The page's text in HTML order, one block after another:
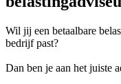
Wil jij een betaalbare
bedrijf past?
Dan ben je aan het juiste